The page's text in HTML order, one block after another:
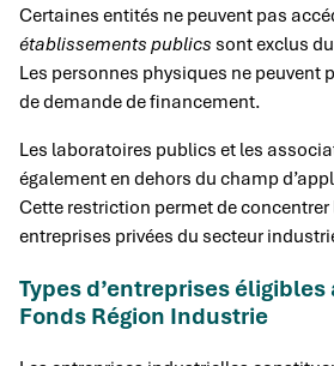
Certaines entités ne peuvent pas
établissements publics sont exclus
Les personnes physiques ne peuvent
de demande de financement.
Les laboratoires publics et les
également en dehors du champ
Cette restriction permet de concentrer
entreprises privées du secteur
Types d’entreprises éligibles
Fonds Région Industrie